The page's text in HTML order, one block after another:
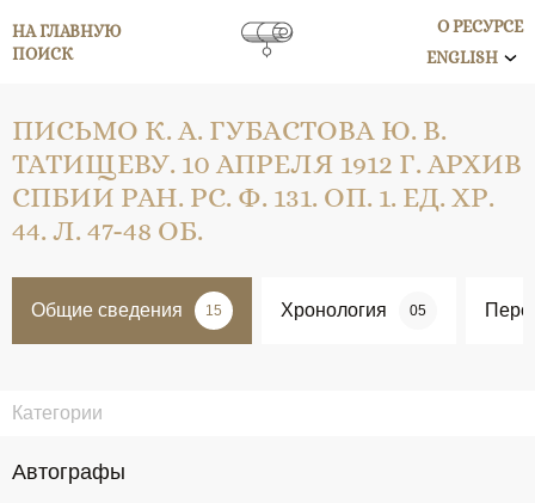
НА ГЛАВНУЮ
ПОИСК
О РЕСУРСЕ
ENGLISH
ПИСЬМО К. А. ГУБАСТОВА Ю. В.
ТАТИЩЕВУ. 10 АПРЕЛЯ 1912 Г. АРХИВ
СПБИИ РАН. РС. Ф. 131. ОП. 1. ЕД. ХР.
44. Л. 47-48 ОБ.
Общие сведения 15 Хронология 05
Категории
Автографы